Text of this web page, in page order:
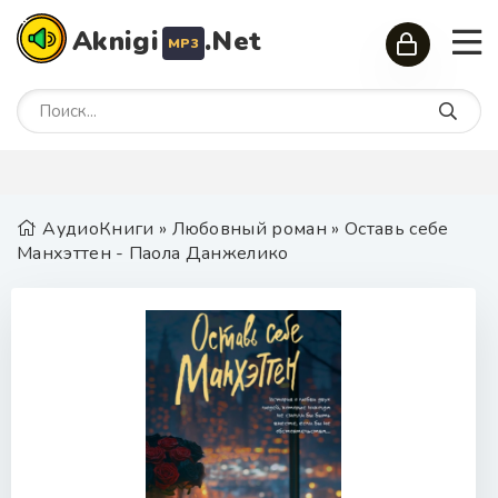
Aknigi MP3 .Net
АудиоКниги » Любовный роман » Оставь себе
Манхэттен - Паола Данжелико